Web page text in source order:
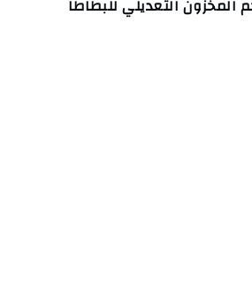
المخزون التعديلي للبطاطا